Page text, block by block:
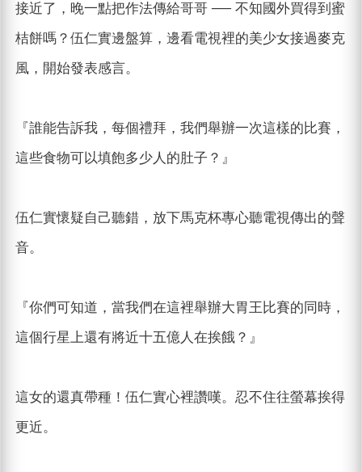
接近了，晚一點把作法傳給哥哥 ── 不知國外買得到蜜
桔餅嗎？伍仁實邊盤算，邊看電視裡的美少女接過麥克
風，開始發表感言。
『誰能告訴我，每個禮拜，我們舉辦一次這樣的比賽，
這些食物可以填飽多少人的肚子？』
伍仁實懷疑自己聽錯，放下馬克杯專心聽電視傳出的聲
音。
『你們可知道，當我們在這裡舉辦大胃王比賽的同時，
這個行星上還有將近十五億人在挨餓？』
這女的還真帶種！伍仁實心裡讚嘆。忍不住往螢幕挨得
更近。